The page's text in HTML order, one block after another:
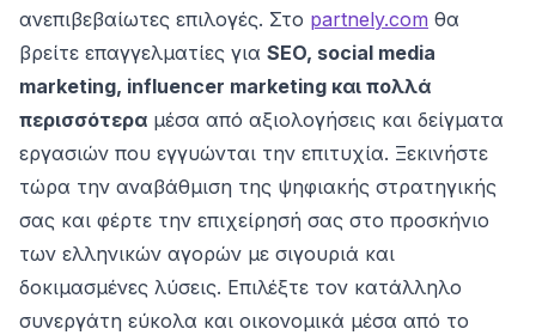
ανεπιβεβαίωτες επιλογές. Στο partnely.com θα
βρείτε επαγγελματίες για SEO, social media
marketing, influencer marketing και πολλά
περισσότερα μέσα από αξιολογήσεις και δείγματα
εργασιών που εγγυώνται την επιτυχία. Ξεκινήστε
τώρα την αναβάθμιση της ψηφιακής στρατηγικής
σας και φέρτε την επιχείρησή σας στο προσκήνιο
των ελληνικών αγορών με σιγουριά και
δοκιμασμένες λύσεις. Επιλέξτε τον κατάλληλο
συνεργάτη εύκολα και οικονομικά μέσα από το